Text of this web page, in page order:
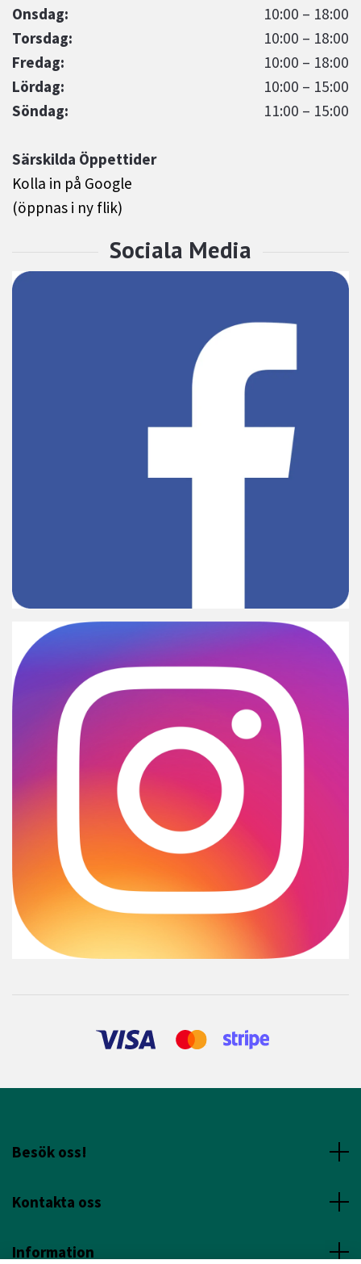
Onsdag:
10:00 – 18:00
Torsdag:
10:00 – 18:00
Fredag:
10:00 – 18:00
Lördag:
10:00 – 15:00
Söndag:
11:00 – 15:00
Särskilda Öppettider
Kolla in på Google
(öppnas i ny flik)
Besök oss!
Kontakta oss
Information